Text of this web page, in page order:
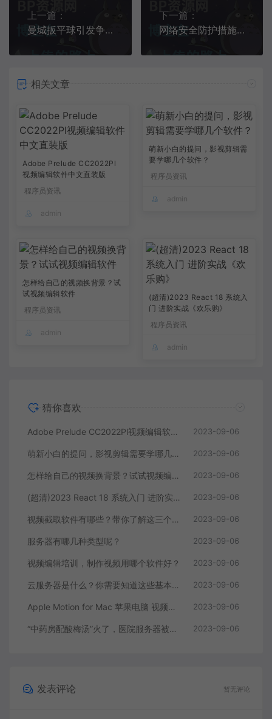
上一篇：
曼城扳平球引发争议！球迷：可耻、抢劫……温格：VAR应介入
下一篇：
网络安全防护措施有哪些
相关文章
Adobe Prelude CC2022Pl
视频编辑软件中文直装版
程序员资讯
admin
萌新小白的提问，影视剪辑需
要学哪几个软件？
程序员资讯
admin
怎样给自己的视频换背景？试
试视频编辑软件
程序员资讯
admin
(超清)2023 React 18 系统入
门 进阶实战《欢乐购》
程序员资讯
admin
猜你喜欢
Adobe Prelude CC2022Pl视频编辑软件中文直装版 2023-09-06
萌新小白的提问，影视剪辑需要学哪几个软件？ 2023-09-06
怎样给自己的视频换背景？试试视频编辑软件 2023-09-06
(超清)2023 React 18 系统入门 进阶实战《欢乐购》 2023-09-06
视频截取软件有哪些？带你了解这三个视频编辑软件 2023-09-06
服务器有哪几种类型呢？ 2023-09-06
视频编辑培训，制作视频用哪个软件好？ 2023-09-06
云服务器是什么？你需要知道这些基本知识 2023-09-06
Apple Motion for Mac 苹果电脑 视频编辑软件 2023-09-06
“中药房配酸梅汤”火了，医院服务器被挤爆，网友：更适合中国宝宝体质 2023-09-06
发表评论 暂无评论